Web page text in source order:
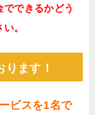
できるかどう
。
ます！
ビスを1名で